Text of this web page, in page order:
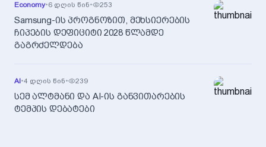
Economy•6 დღის წინ• 253
Samsung-ის პროგნოზით, მეხსიერების
ჩიპების დეფიციტი 2028 წლამდე
გაგრძელდება
AI•4 დღის წინ• 239
სემ ალტმანი და AI-ის განვითარების
ტემპის დებატები